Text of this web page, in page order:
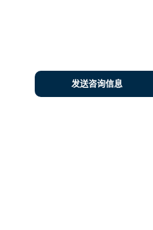
发送咨询信息